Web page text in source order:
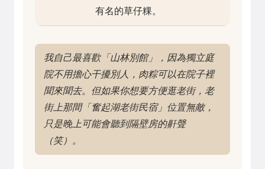
有名的草仔粿。
我自己最喜歡「山林別館」，因為獨立庭
院不用擔心干擾別人，肉粽可以在院子裡
聞來聞去。但如果你想要方便逛老街，老
街上那間「奮起湖老街民宿」位置無敵，
只是晚上可能會聽到隔壁房的鼾聲
（笑）。